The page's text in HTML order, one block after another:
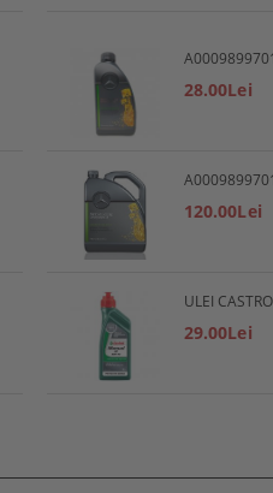
28.00Lei
120.00Lei
29.00Lei